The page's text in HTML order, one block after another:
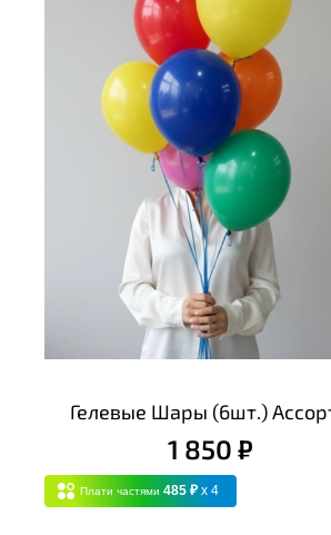
Гелевые Шары (6шт.)
1 850 ₽
Плати частями 485 ₽ x 4